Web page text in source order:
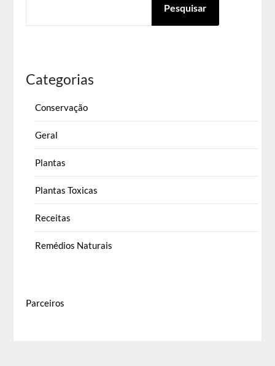
Pesquisar
Categorias
Conservação
Geral
Plantas
Plantas Toxicas
Receitas
Remédios Naturais
Parceiros